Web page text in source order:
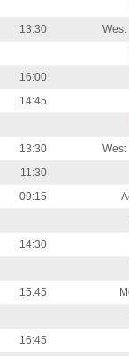
13:30
16:00
14:45
13:30
11:30
09:15
14:30
15:45
16:45